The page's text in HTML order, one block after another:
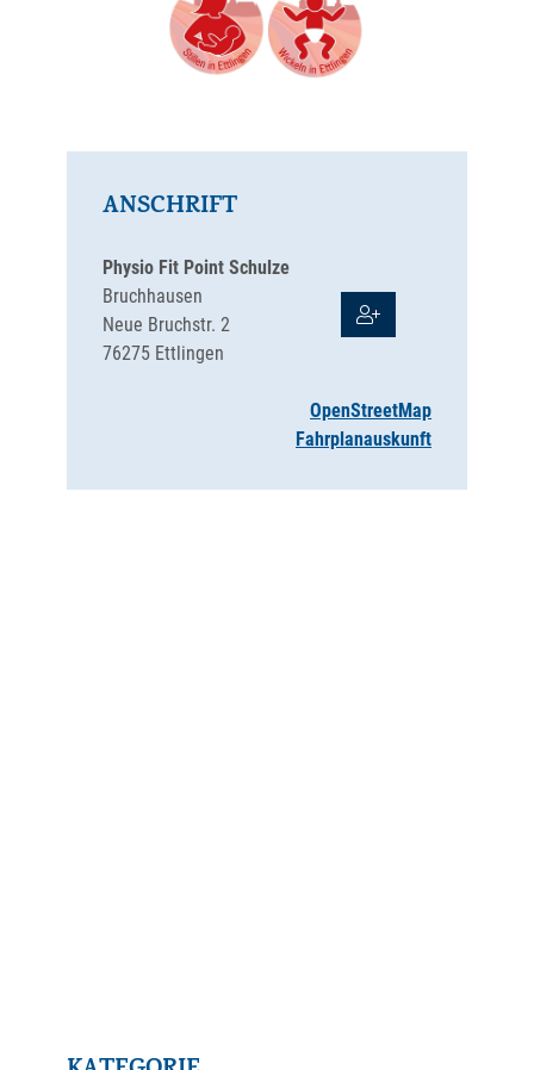
ANSCHRIFT
Physio Fit Point Schulze
Bruchhausen
Neue Bruchstr. 2
76275 Ettlingen
OpenStreetMap
Fahrplanauskunft